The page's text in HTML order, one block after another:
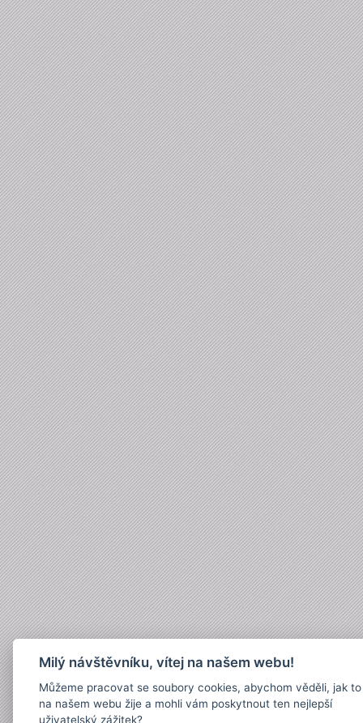
Milý návštěvníku, vítej na našem webu!
Můžeme pracovat se soubory cookies, abychom věděli, jak to
na našem webu žije a mohli vám poskytnout ten nejlepší
uživatelský zážitek?